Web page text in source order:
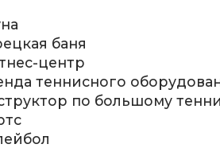
баня
центр
теннисного
по большому